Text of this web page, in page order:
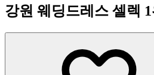
강원 웨딩드레스 셀렉